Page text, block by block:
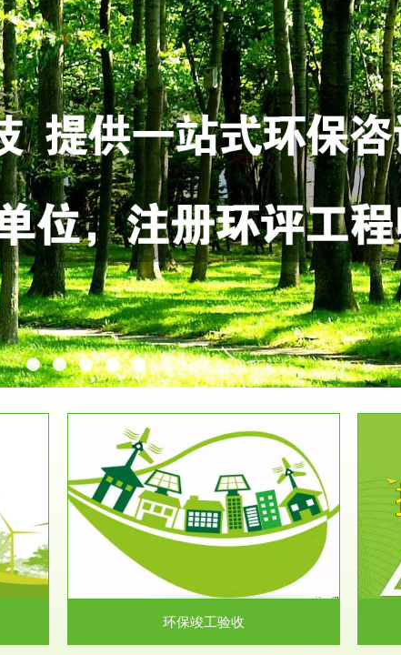
十七条 编
环保竣工验收
服务范围
排污许可证
排污许可申报咨询：（排污许可证）根据《中华
人民共和国环境保护法》...